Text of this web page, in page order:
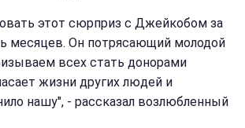
этот сюрприз с Джейкобом за
месяцев. Он потрясающий молодой
всех стать донорами
жизни других людей и
нашу", - рассказал возлюбленный